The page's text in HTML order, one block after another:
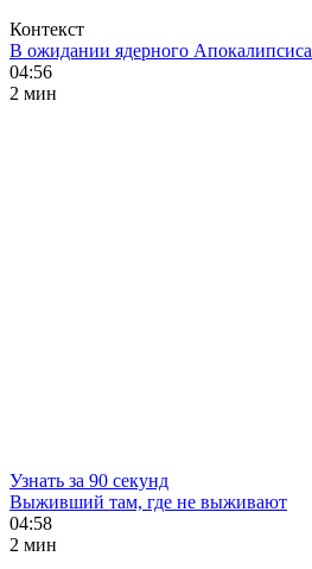
Контекст
В ожидании ядерного Апокалипсиса
04:56
2 мин
Узнать за 90 секунд
Выживший там, где не выживают
04:58
2 мин